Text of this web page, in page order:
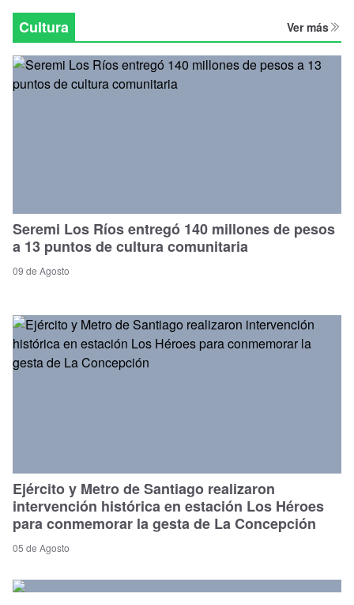
Regional
Cultura Ver más
Seremi Los Ríos entregó 140 millones de pesos
a 13 puntos de cultura comunitaria
09 de Agosto
Ejército y Metro de Santiago realizaron
intervención histórica en estación Los Héroes
para conmemorar la gesta de La Concepción
05 de Agosto